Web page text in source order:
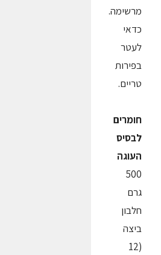
מרשימה.
כדאי
לעטר
בפירות
טריים.
חומרים
לבסיס
העוגה
500
גרם
חלבון
ביצה
(12